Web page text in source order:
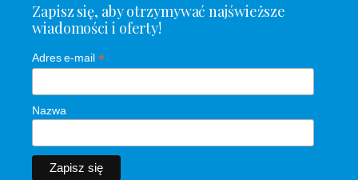
Zapisz się, aby otrzymywać najświeższe
wiadomości i oferty!
Adres e-mail *
Nazwa